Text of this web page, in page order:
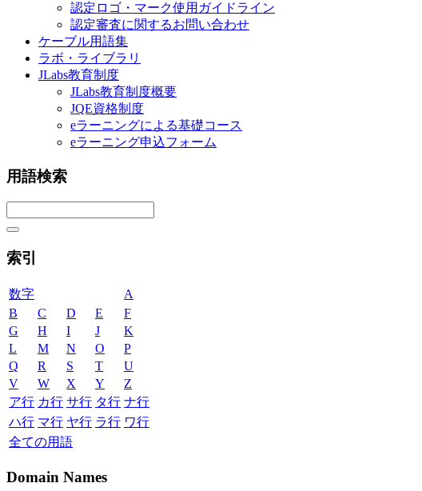
認定ロゴ・マーク使用ガイドライン
認定審査に関するお問い合わせ
ケーブル用語集
ラボ・ライブラリ
JLabs教育制度
JLabs教育制度概要
JQE資格制度
eラーニングによる基礎コース
eラーニング申込フォーム
用語検索
索引
数字
A
B
C D E
F
G
H I J
K
L
M N O
P
Q
R S T
U
V
W X Y
Z
ア行 カ行 サ行 タ行 ナ行
ハ行 マ行 ヤ行 ラ行 ワ行
全ての用語
Domain Names